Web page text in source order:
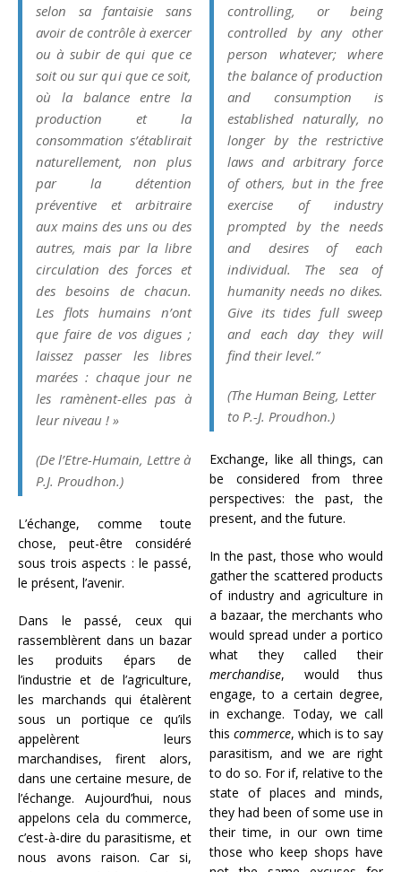
selon sa fantaisie sans
avoir de contrôle à exercer
ou à subir de qui que ce
soit ou sur qui que ce soit,
où la balance entre la
production et la
consommation s’établirait
naturellement, non plus
par la détention
préventive et arbitraire
aux mains des uns ou des
autres, mais par la libre
circulation des forces et
des besoins de chacun.
Les flots humains n’ont
que faire de vos digues ;
laissez passer les libres
marées : chaque jour ne
les ramènent-elles pas à
leur niveau ! »
(De l’Etre-Humain, Lettre à
P.J. Proudhon.)
L’échange, comme toute
chose, peut-être considéré
sous trois aspects : le passé,
le présent, l’avenir.
Dans le passé, ceux qui
rassemblèrent dans un bazar
les produits épars de
l’industrie et de l’agriculture,
les marchands qui étalèrent
sous un portique ce qu’ils
appelèrent leurs
marchandises, firent alors,
dans une certaine mesure, de
l’échange. Aujourd’hui, nous
appelons cela du commerce,
c’est-à-dire du parasitisme, et
nous avons raison. Car si,
controlling, or being
controlled by any other
person whatever; where
the balance of production
and consumption is
established naturally, no
longer by the restrictive
laws and arbitrary force
of others, but in the free
exercise of industry
prompted by the needs
and desires of each
individual. The sea of
humanity needs no dikes.
Give its tides full sweep
and each day they will
find their level.”
(The Human Being, Letter
to P.-J. Proudhon.)
Exchange, like all things, can
be considered from three
perspectives: the past, the
present, and the future.
In the past, those who would
gather the scattered products
of industry and agriculture in
a bazaar, the merchants who
would spread under a portico
what they called their
merchandise, would thus
engage, to a certain degree,
in exchange. Today, we call
this commerce, which is to say
parasitism, and we are right
to do so. For if, relative to the
state of places and minds,
they had been of some use in
their time, in our own time
those who keep shops have